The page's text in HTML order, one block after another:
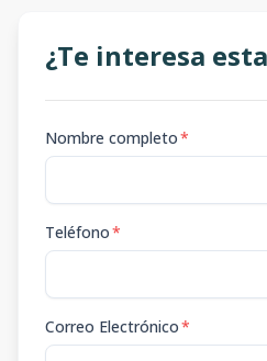
¿Te interesa
Nombre completo*
Teléfono*
Correo Electrónico*